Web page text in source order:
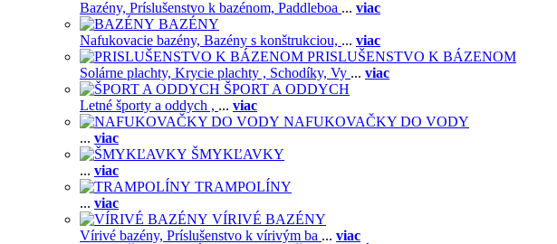
Bazény, Príslušenstvo k bazénom, Paddleboa ... viac
BAZÉNY
Nafukovacie bazény, Bazény s konštrukciou, ... viac
PRISLUŠENSTVO K BÁZENOM
Solárne plachty, Krycie plachty , Schodíky, Vy ... viac
ŠPORT A ODDYCH
Letné športy a oddych , ... viac
NAFUKOVAČKY DO VODY
... viac
ŠMYKĽAVKY
... viac
TRAMPOLÍNY
... viac
VÍRIVÉ BAZÉNY
Vírivé bazény, Príslušenstvo k vírivým ba ... viac